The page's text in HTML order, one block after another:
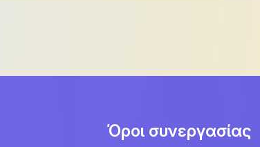
Όροι συνεργασίας